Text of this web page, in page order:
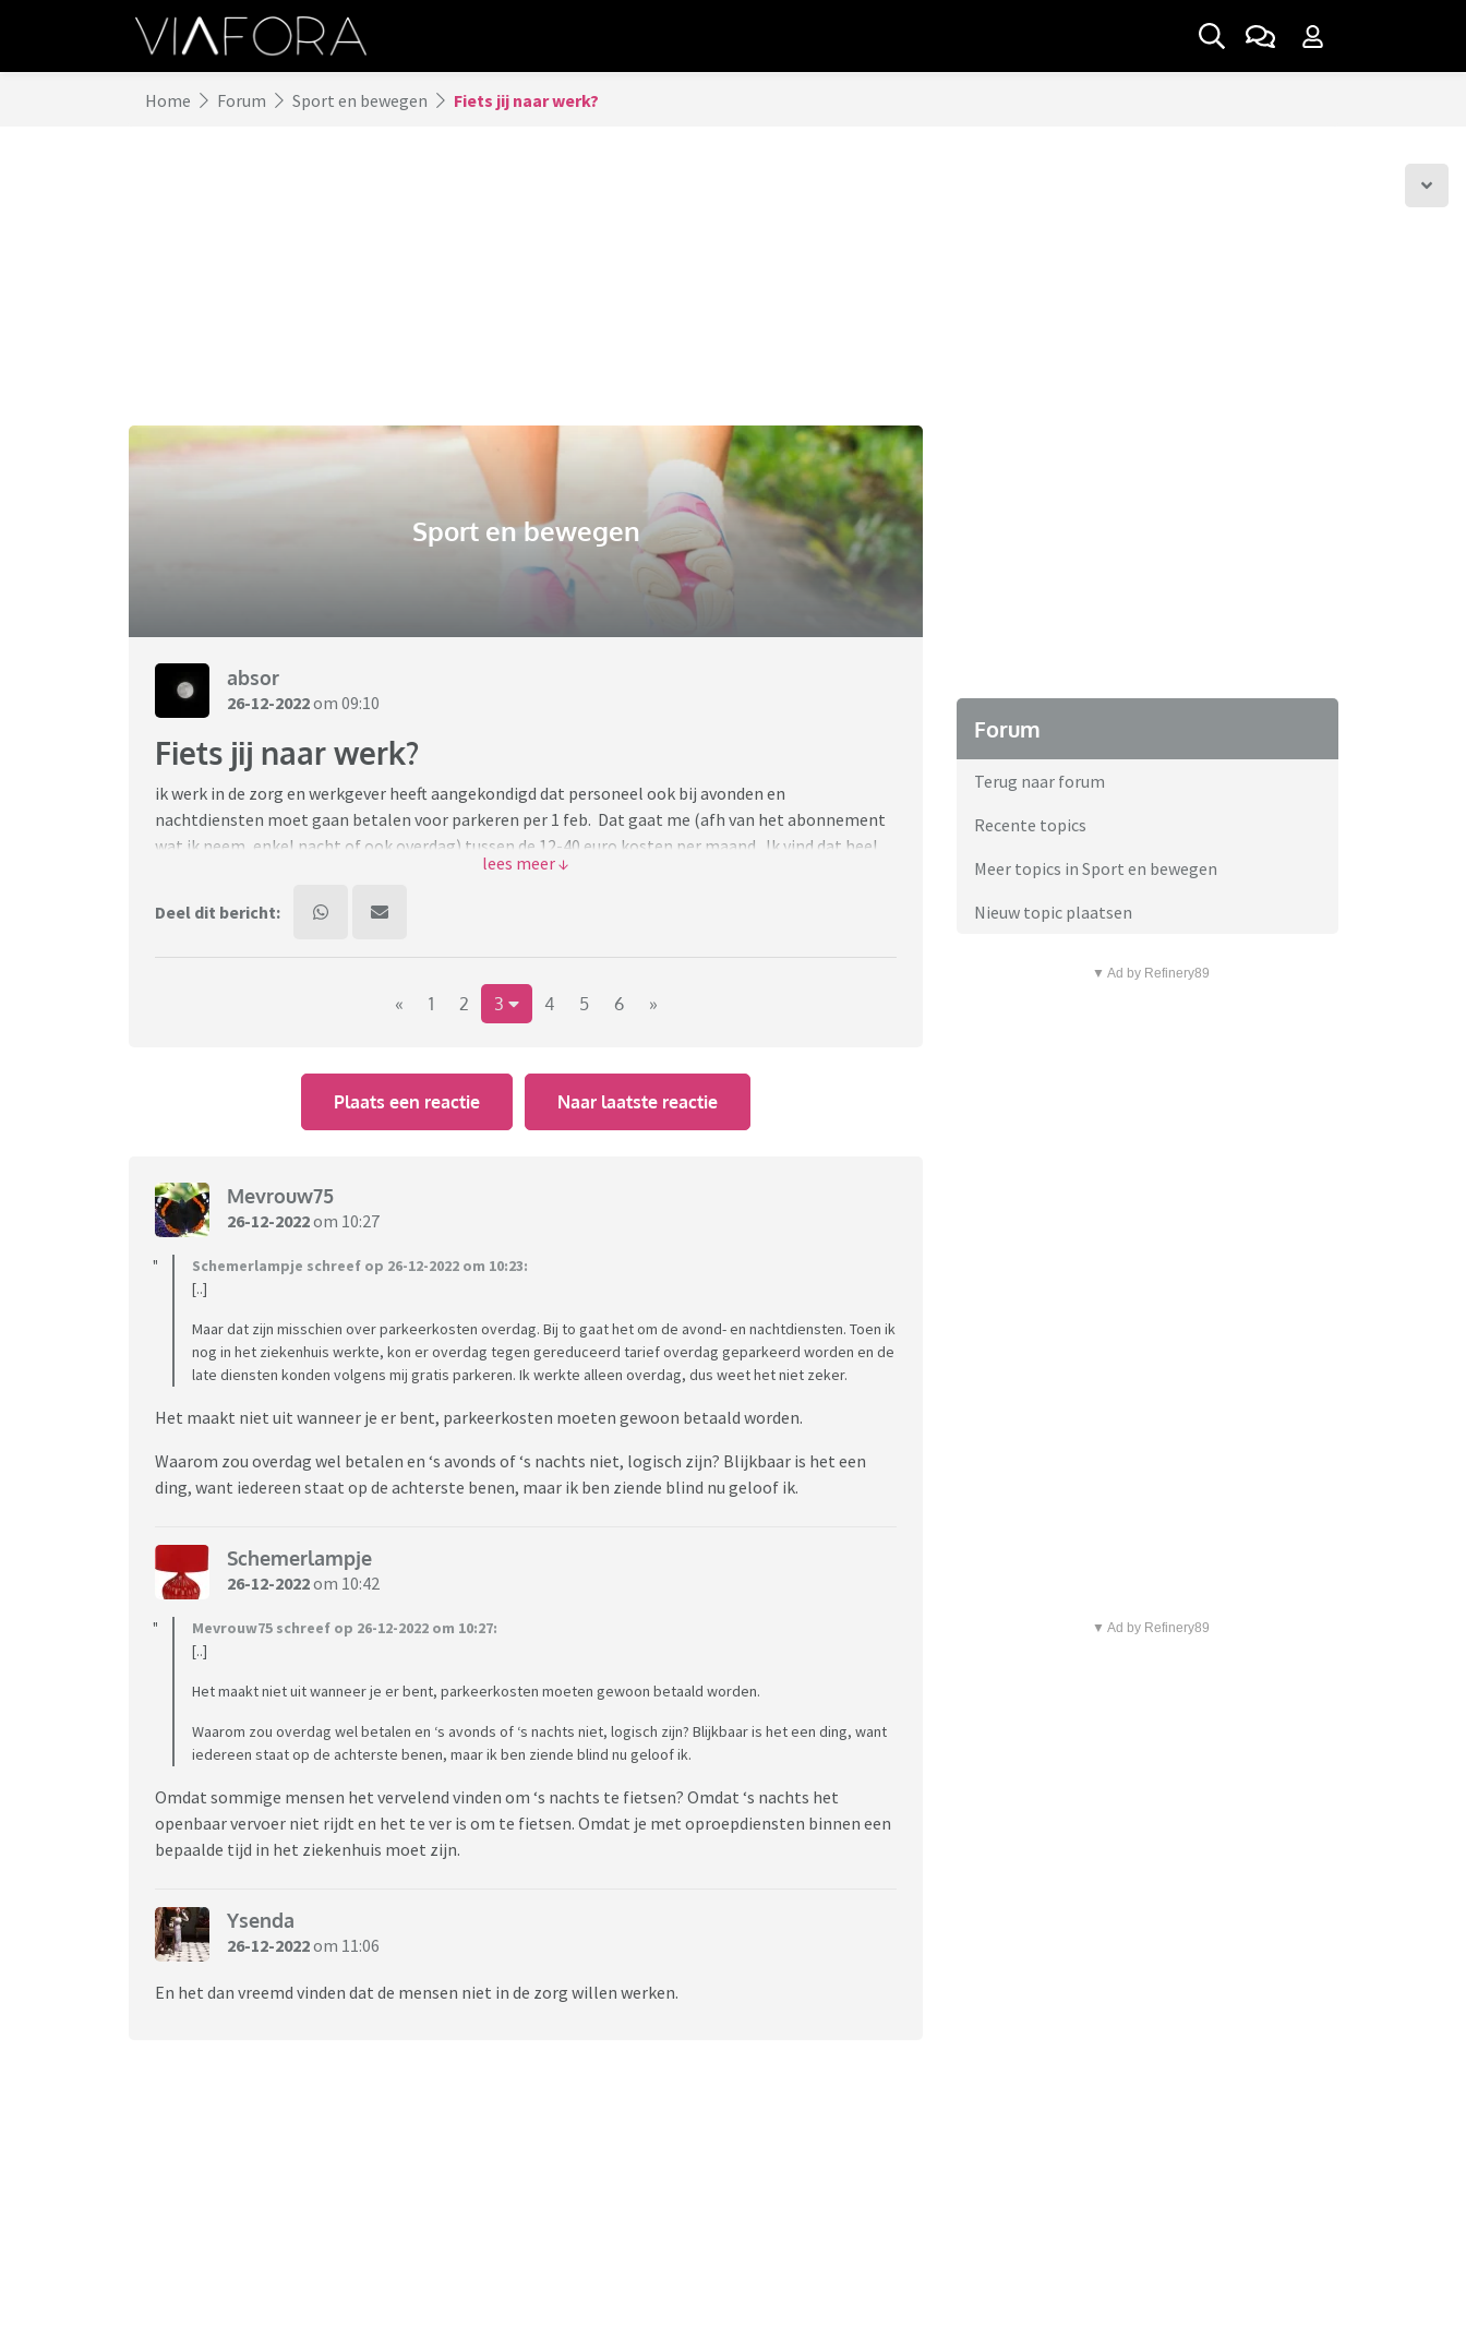
Home Forum Sport en bewegen Fiets jij naar werk?
Sport en bewegen
absor
26-12-2022om 09:10
Fiets jij naar werk?
ik werk in de zorg en werkgever heeft aangekondigd dat personeel ook bij avonden en
nachtdiensten moet gaan betalen voor parkeren per 1 feb. Dat gaat me (afh van het abonnement
wat ik neem, enkel nacht of ook overdag) tussen de 12-40 euro kosten per maand. Ik vind dat heel
veel geld dus overweeg te gaan fietsen. Het is 8 km enkele reis. Zou gewoon moeten kunnen denk
Deel dit bericht:
« 1 2 3 4 5 6 »
Plaats een reactie Naar laatste reactie
Mevrouw75
26-12-2022om 10:27
Schemerlampje schreef op 26-12-2022 om 10:23:
[..]
Maar dat zijn misschien over parkeerkosten overdag. Bij to gaat het om de avond- en nachtdiensten. Toen ik
nog in het ziekenhuis werkte, kon er overdag tegen gereduceerd tarief overdag geparkeerd worden en de
late diensten konden volgens mij gratis parkeren. Ik werkte alleen overdag, dus weet het niet zeker.
Het maakt niet uit wanneer je er bent, parkeerkosten moeten gewoon betaald worden.
Waarom zou overdag wel betalen en ‘s avonds of ‘s nachts niet, logisch zijn? Blijkbaar is het een
ding, want iedereen staat op de achterste benen, maar ik ben ziende blind nu geloof ik.
Schemerlampje
26-12-2022om 10:42
Mevrouw75 schreef op 26-12-2022 om 10:27:
[..]
Het maakt niet uit wanneer je er bent, parkeerkosten moeten gewoon betaald worden.
Waarom zou overdag wel betalen en ‘s avonds of ‘s nachts niet, logisch zijn? Blijkbaar is het een ding, want
iedereen staat op de achterste benen, maar ik ben ziende blind nu geloof ik.
Omdat sommige mensen het vervelend vinden om ‘s nachts te fietsen? Omdat ‘s nachts het
openbaar vervoer niet rijdt en het te ver is om te fietsen. Omdat je met oproepdiensten binnen een
bepaalde tijd in het ziekenhuis moet zijn.
Ysenda
26-12-2022om 11:06
En het dan vreemd vinden dat de mensen niet in de zorg willen werken.
Forum
Terug naar forum
Recente topics
Meer topics in Sport en bewegen
Nieuw topic plaatsen
▼ Ad by Refinery89
▼ Ad by Refinery89